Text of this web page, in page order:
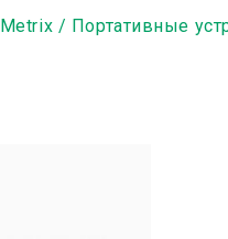
Metrix Портативные